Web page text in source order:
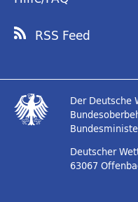
RSS Feed
Der Deutsche
Deutscher
63067